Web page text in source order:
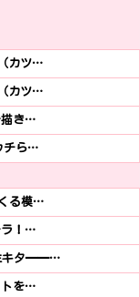
カツ…
カツ…
描き…
チら…
くる模…
ラ！…
キタ━━…
トを…